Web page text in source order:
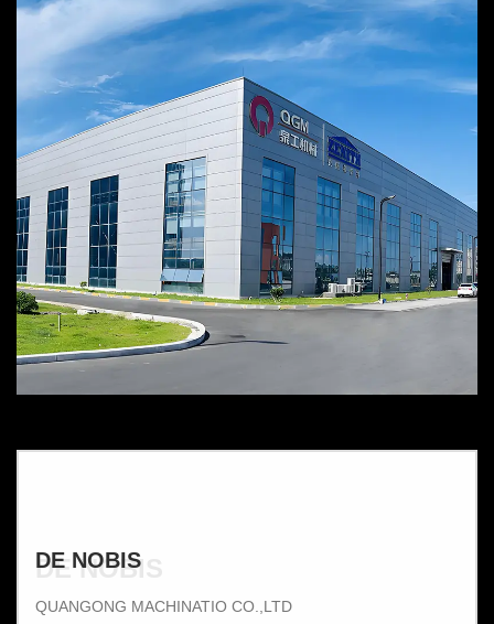
DE NOBIS
DE NOBIS
QUANGONG MACHINATIO CO.,LTD